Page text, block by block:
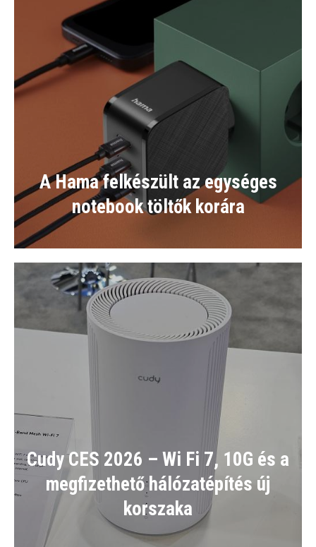
A Hama felkészült az egységes
notebook töltők korára
Cudy CES 2026 – Wi Fi 7, 10G és a
megfizethető hálózatépítés új
korszaka